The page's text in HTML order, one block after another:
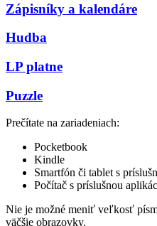
Zápisníky a kalendáre
Hudba
LP platne
Puzzle
Prečítate na zariadeniach:
Pocketbook
Kindle
Smartfón či tablet s
Počítač s príslušnou
Nie je možné meniť veľkosť
väčšie obrazovky.